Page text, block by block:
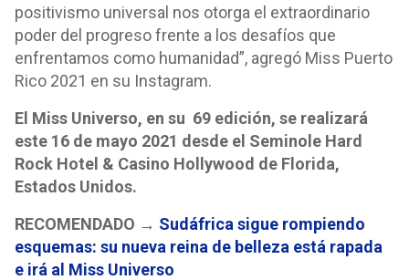
positivismo universal nos otorga el extraordinario
poder del progreso frente a los desafíos que
enfrentamos como humanidad”, agregó Miss Puerto
Rico 2021 en su Instagram.
El Miss Universo, en su 69 edición, se realizará
este 16 de mayo 2021 desde el Seminole Hard
Rock Hotel & Casino Hollywood de Florida,
Estados Unidos.
RECOMENDADO → Sudáfrica sigue rompiendo
esquemas: su nueva reina de belleza está rapada
e irá al Miss Universo